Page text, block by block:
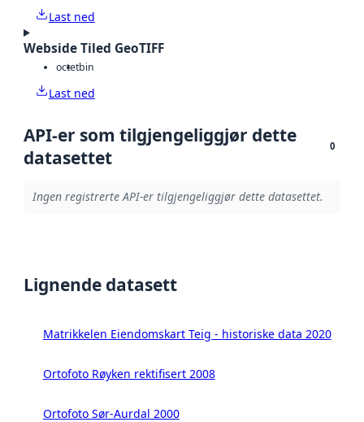
Last ned
Webside Tiled GeoTIFF
octetbin
Last ned
API-er som tilgjengeliggjør dette
datasettet
0
Ingen registrerte API-er tilgjengeliggjør dette datasettet.
Lignende datasett
Matrikkelen Eiendomskart Teig - historiske data 2020
Ortofoto Røyken rektifisert 2008
Ortofoto Sør-Aurdal 2000